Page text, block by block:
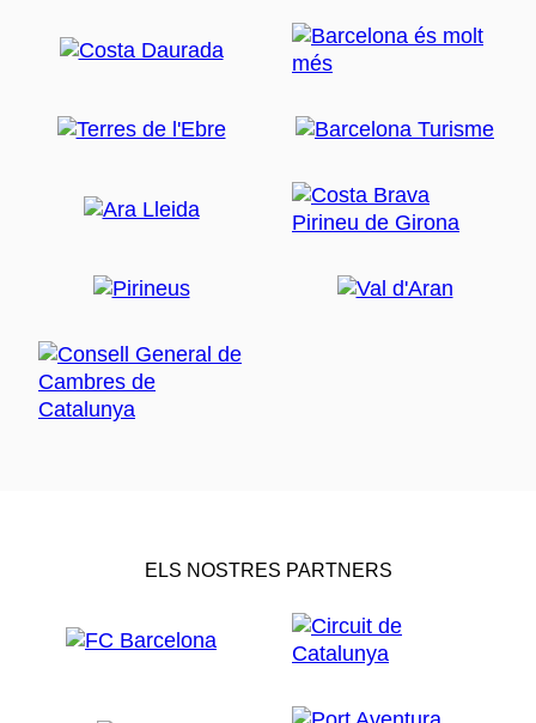
ELS NOSTRES PARTNERS